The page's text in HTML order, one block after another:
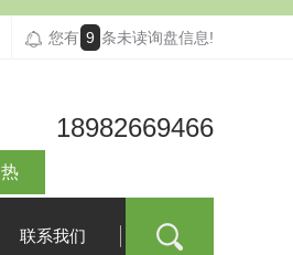
您有 9 条未读询盘信息!
热
18982669466
联系我们